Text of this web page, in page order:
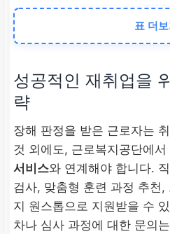
전념
직장
원직
유지
금
사업
산재
표 더
성공적인 재취업을
략
장해 판정을 받은 근로자는
것 외에도, 근로복지공단에서
서비스와 연계해야 합니다.
검사, 맞춤형 훈련 과정 추천
지 원스톱으로 지원받을 수
차나 심사 과정에 대한 문의